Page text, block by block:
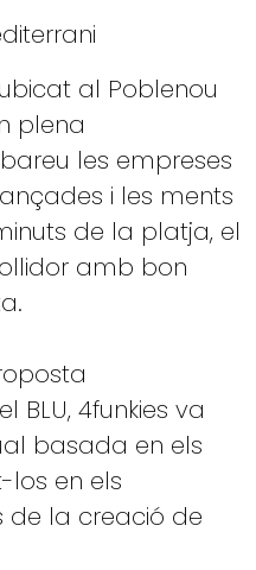
al Poblenou
plena
les empreses
i les ments
de la platja, el
amb bon
4funkies va
basada en els
los en els
de la creació de